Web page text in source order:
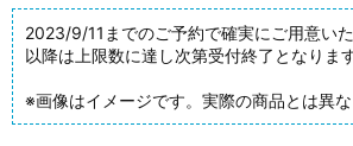
2023/9/11までのご予約で確実にご用意いた
以降は上限数に達し次第受付終了となります
※画像はイメージです。実際の商品とは異な